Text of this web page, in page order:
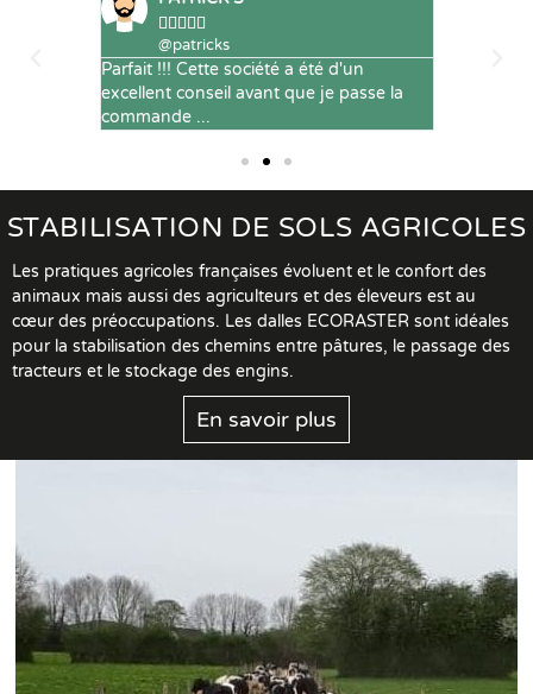
    
@patricks
Parfait !!! Cette société a été d'un
excellent conseil avant que je passe la
commande ...
STABILISATION DE SOLS AGRICOLES
Les pratiques agricoles françaises évoluent et le confort des
animaux mais aussi des agriculteurs et des éleveurs est au
cœur des préoccupations. Les dalles ECORASTER sont idéales
pour la stabilisation des chemins entre pâtures, le passage des
tracteurs et le stockage des engins.
En savoir plus